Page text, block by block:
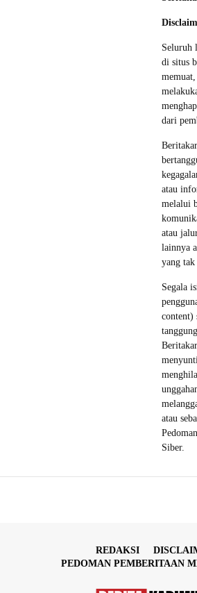
Seluruh
di situs
dari
atau
melalui
atau
lainnya
yang tak
Segala
content)
atau
Siber.
REDAKSI
PEDOMAN PEMBERITAAN